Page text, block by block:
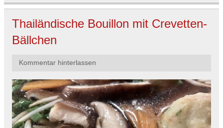
Thailändische Bouillon mit Crevetten-
Bällchen
Kommentar hinterlassen